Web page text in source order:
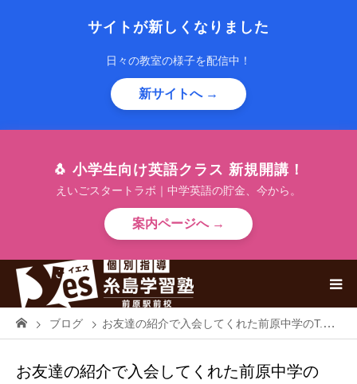
サイトが新しくなりました
日々の教室の様子を配信中！
新サイトへ →
🐧 小学生向け英語クラス 新規開講！
えいごスタートラボ｜中学英語の貯金、今から。
案内ページへ →
ブログ お友達の紹介で入会してくれた前原中学のT.Nさん福岡女子高校に見事合格しました！！
お友達の紹介で入会してくれた前原中学の